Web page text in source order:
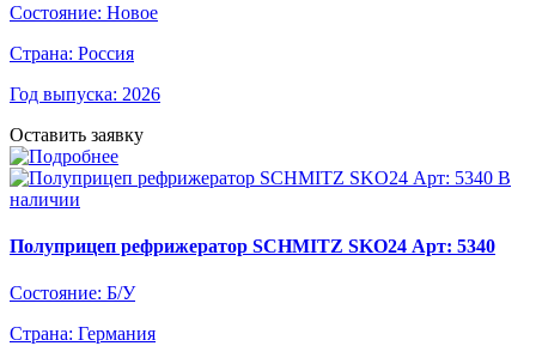
Состояние: Новое
Страна: Россия
Год выпуска: 2026
Оставить заявку
В
наличии
Полуприцеп рефрижератор SCHMITZ SKO24 Арт: 5340
Состояние: Б/У
Страна: Германия